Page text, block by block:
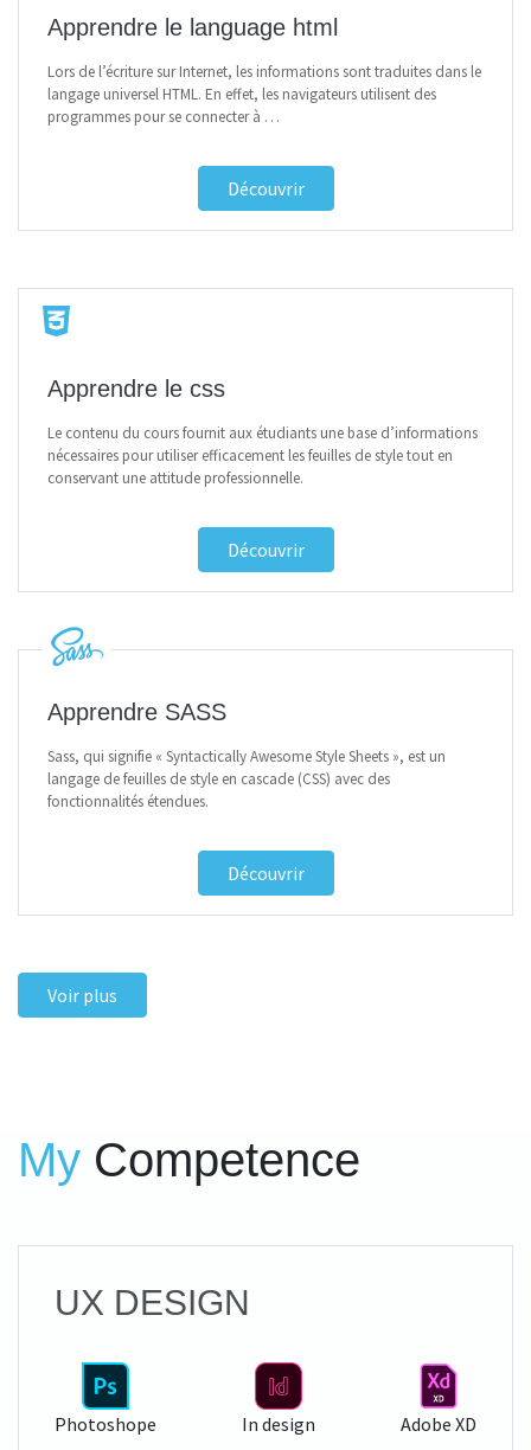
Apprendre le language html
Lors de l’écriture sur Internet, les informations sont traduites dans le
langage universel HTML. En effet, les navigateurs utilisent des
programmes pour se connecter à …
Découvrir
Apprendre le css
Le contenu du cours fournit aux étudiants une base d’informations
nécessaires pour utiliser efficacement les feuilles de style tout en
conservant une attitude professionnelle.
Découvrir
Apprendre SASS
Sass, qui signifie « Syntactically Awesome Style Sheets », est un
langage de feuilles de style en cascade (CSS) avec des
fonctionnalités étendues.
Découvrir
Voir plus
My Competence
UX DESIGN
Photoshope In design Adobe XD